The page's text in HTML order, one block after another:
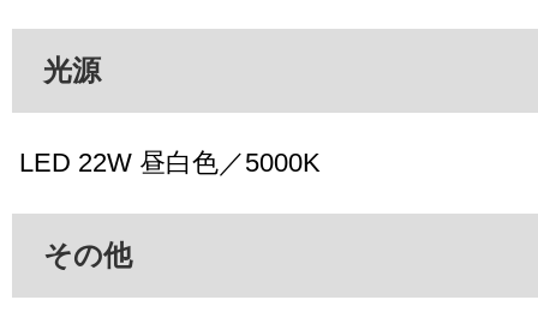
光源
LED 22W 昼白色／5000K
その他